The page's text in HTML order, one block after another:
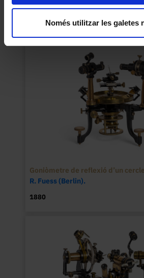
Només utilitzar les galetes
Goniòmetre de reflexió d’un cercle
R. Fuess (Berlin).
1880